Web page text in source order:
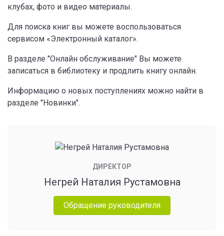
клубах, фото и видео материалы.
Для поиска книг вы можете воспользоваться
сервисом «Электронный каталог».
В разделе "Онлайн обслуживание" Вы можете
записаться в библиотеку и продлить книгу онлайн.
Информацию о новых поступлениях можно найти в
разделе "Новинки".
ДИРЕКТОР
Негрей Наталия Рустамовна
Обращение руководителя